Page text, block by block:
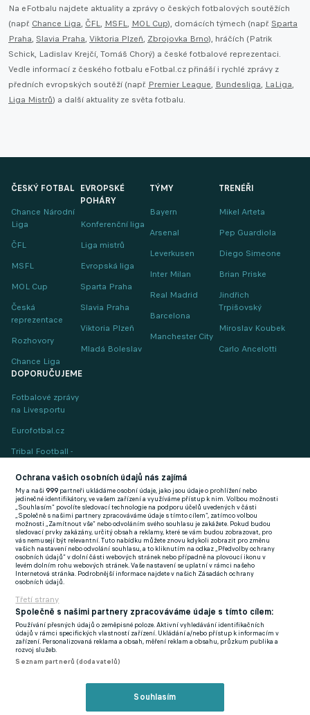
Na eFotbalu najdete aktuality a zprávy o českých fotbalových soutěžích
(např. Chance Liga, ČFL, MSFL, MOL Cup), domácích týmech (např. Sparta
Praha, Slavia Praha, Viktoria Plzeň, Zbrojovka Brno), hráčích (Patrik
Schick, Ladislav Krejčí, Tomáš Chorý) a české fotbalové reprezentaci.
Vedle informací z českého fotbalu eFotbal.cz přináší i rychlé zprávy z
předních evropských soutěží (např. Premier League, Bundesliga, LaLiga,
Liga Mistrů) a další aktuality ze světa fotbalu.
ČESKÝ FOTBAL
Chance Národní
Liga
ČFL
MSFL
MOL Cup
Česká
reprezentace
Rozhovory
Chance Liga
EVROPSKÉ
POHÁRY
Konferenční liga
Liga mistrů
Evropská liga
Sparta Praha
Slavia Praha
Viktoria Plzeň
Mladá Boleslav
TÝMY
Bayern
Arsenal
Leverkusen
Inter Milan
Real Madrid
Barcelona
Manchester City
TRENÉŘI
Mikel Arteta
Pep Guardiola
Diego Simeone
Brian Priske
Jindřich
Trpišovský
Miroslav Koubek
Carlo Ancelotti
DOPORUČUJEME
Fotbalové zprávy
na Livesportu
Eurofotbal.cz
Tribal Football -
(EN)
FlashFutbal (SK)
Tenisportal.cz
Tenisové zprávy
na Livesportu
Podmínky užití
Zásady ochrany osobních údajů
GDPR a žurnalistika
Ochrana vašich osobních údajů nás zajímá
My a naši999 partneři ukládáme osobní údaje, jako jsou údaje o prohlížení nebo
jedinečné identifikátory, ve vašem zařízení a využíváme přístup k nim. Volbou možnosti
„Souhlasím“ povolíte sledovací technologie na podporu účelů uvedených v části
„Společně s našimi partnery zpracováváme údaje s tímto cílem“, zatímco volbou
možnosti „Zamítnout vše“ nebo odvoláním svého souhlasu je zakážete. Pokud budou
sledovací prvky zakázány, určitý obsah a reklamy, které se vám budou zobrazovat, pro
vás nemusejí být relevantní. Tuto nabídku můžete znovu kdykoli zobrazit pro změnu
vašich nastavení nebo odvolání souhlasu, a to kliknutím na odkaz „Předvolby ochrany
osobních údajů“ v dolní části webových stránek nebo případně na plovoucí ikonu v
levém dolním rohu webových stránek. Vaše nastavení se uplatní v rámci našeho
Internetová stránka. Podrobnější informace najdete v našich Zásadách ochrany
osobních údajů.
Třetí strany
Společně s našimi partnery zpracováváme údaje s tímto cílem:
Používání přesných údajů o zeměpisné poloze. Aktivní vyhledávání identifikačních
údajů v rámci specifických vlastností zařízení. Ukládání a/nebo přístup k informacím v
zařízení. Personalizovaná reklama a obsah, měření reklam a obsahu, průzkum publika a
rozvoj služeb.
Seznam partnerů (dodavatelů)
Souhlasím